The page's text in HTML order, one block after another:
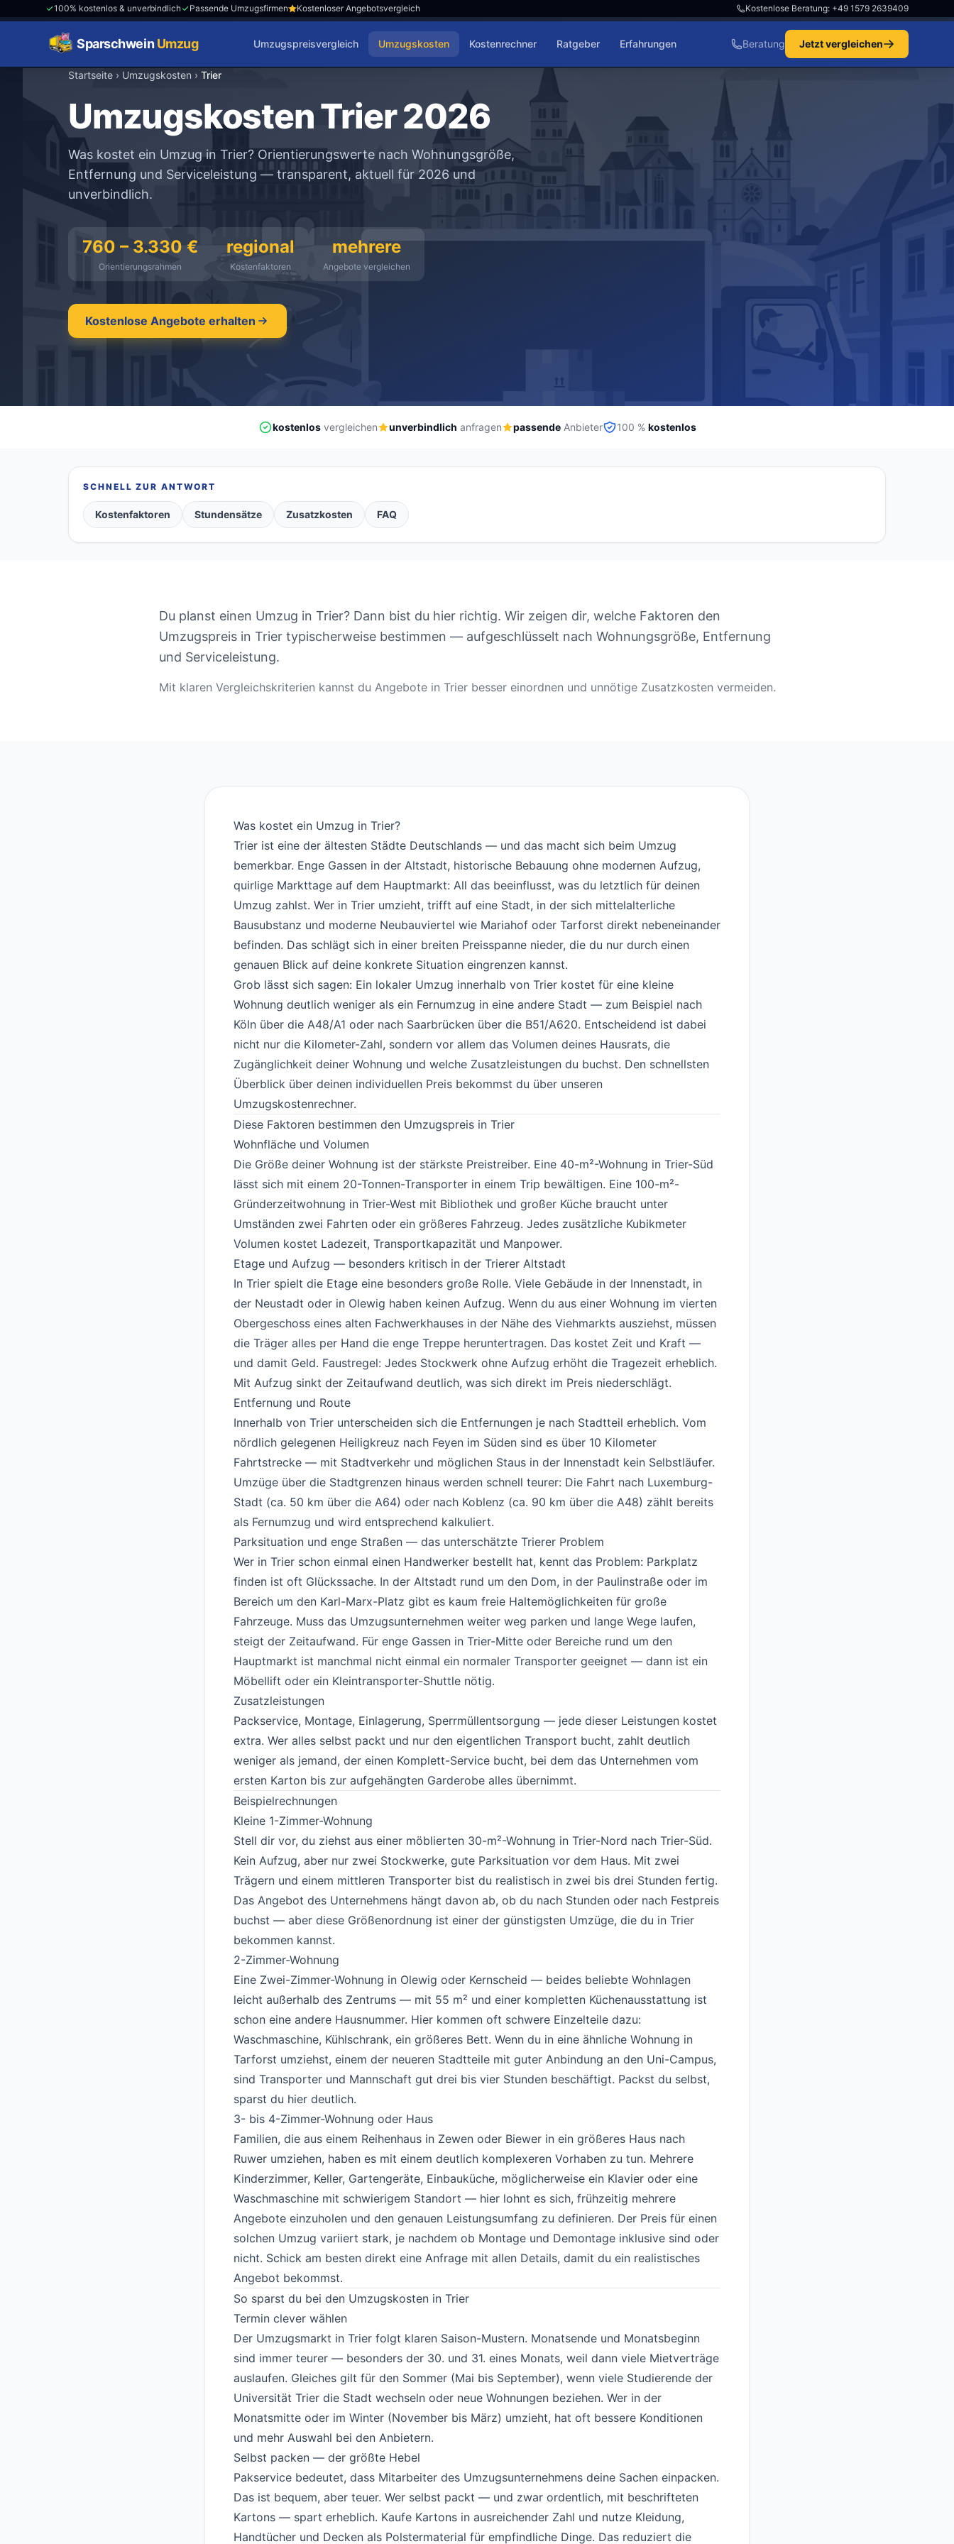
100% kostenlos & unverbindlich Passende Umzugsfirmen Kostenloser Angebotsvergleich Kostenlose Beratung: +49 1579 2639409
SparschweinUmzug Umzugspreisvergleich Umzugskosten Kostenrechner Ratgeber Erfahrungen Beratung Jetzt vergleichen
Startseite › Umzugskosten › Trier
Umzugskosten Trier 2026
Was kostet ein Umzug in Trier? Orientierungswerte nach Wohnungsgröße,
Entfernung und Serviceleistung — transparent, aktuell für 2026 und
unverbindlich.
760 – 3.330 €
Orientierungsrahmen
regional
Kostenfaktoren
mehrere
Angebote vergleichen
Kostenlose Angebote erhalten
kostenlosvergleichen unverbindlich anfragen passendeAnbieter 100 % kostenlos
SCHNELL ZUR ANTWORT
Kostenfaktoren Stundensätze Zusatzkosten FAQ
Du planst einen Umzug in Trier? Dann bist du hier richtig. Wir zeigen dir, welche Faktoren den
Umzugspreis in Trier typischerweise bestimmen — aufgeschlüsselt nach Wohnungsgröße, Entfernung
und Serviceleistung.
Mit klaren Vergleichskriterien kannst du Angebote in Trier besser einordnen und unnötige Zusatzkosten vermeiden.
Was kostet ein Umzug in Trier?
Trier ist eine der ältesten Städte Deutschlands — und das macht sich beim Umzug
bemerkbar. Enge Gassen in der Altstadt, historische Bebauung ohne modernen Aufzug,
quirlige Markttage auf dem Hauptmarkt: All das beeinflusst, was du letztlich für deinen
Umzug zahlst. Wer in Trier umzieht, trifft auf eine Stadt, in der sich mittelalterliche
Bausubstanz und moderne Neubauviertel wie Mariahof oder Tarforst direkt nebeneinander
befinden. Das schlägt sich in einer breiten Preisspanne nieder, die du nur durch einen
genauen Blick auf deine konkrete Situation eingrenzen kannst.
Grob lässt sich sagen: Ein lokaler Umzug innerhalb von Trier kostet für eine kleine
Wohnung deutlich weniger als ein Fernumzug in eine andere Stadt — zum Beispiel nach
Köln über die A48/A1 oder nach Saarbrücken über die B51/A620. Entscheidend ist dabei
nicht nur die Kilometer-Zahl, sondern vor allem das Volumen deines Hausrats, die
Zugänglichkeit deiner Wohnung und welche Zusatzleistungen du buchst. Den schnellsten
Überblick über deinen individuellen Preis bekommst du über unseren
Umzugskostenrechner.
Diese Faktoren bestimmen den Umzugspreis in Trier
Wohnfläche und Volumen
Die Größe deiner Wohnung ist der stärkste Preistreiber. Eine 40-m²-Wohnung in Trier-Süd
lässt sich mit einem 20-Tonnen-Transporter in einem Trip bewältigen. Eine 100-m²-
Gründerzeitwohnung in Trier-West mit Bibliothek und großer Küche braucht unter
Umständen zwei Fahrten oder ein größeres Fahrzeug. Jedes zusätzliche Kubikmeter
Volumen kostet Ladezeit, Transportkapazität und Manpower.
Etage und Aufzug — besonders kritisch in der Trierer Altstadt
In Trier spielt die Etage eine besonders große Rolle. Viele Gebäude in der Innenstadt, in
der Neustadt oder in Olewig haben keinen Aufzug. Wenn du aus einer Wohnung im vierten
Obergeschoss eines alten Fachwerkhauses in der Nähe des Viehmarkts ausziehst, müssen
die Träger alles per Hand die enge Treppe heruntertragen. Das kostet Zeit und Kraft —
und damit Geld. Faustregel: Jedes Stockwerk ohne Aufzug erhöht die Tragezeit erheblich.
Mit Aufzug sinkt der Zeitaufwand deutlich, was sich direkt im Preis niederschlägt.
Entfernung und Route
Innerhalb von Trier unterscheiden sich die Entfernungen je nach Stadtteil erheblich. Vom
nördlich gelegenen Heiligkreuz nach Feyen im Süden sind es über 10 Kilometer
Fahrtstrecke — mit Stadtverkehr und möglichen Staus in der Innenstadt kein Selbstläufer.
Umzüge über die Stadtgrenzen hinaus werden schnell teurer: Die Fahrt nach Luxemburg-
Stadt (ca. 50 km über die A64) oder nach Koblenz (ca. 90 km über die A48) zählt bereits
als Fernumzug und wird entsprechend kalkuliert.
Parksituation und enge Straßen — das unterschätzte Trierer Problem
Wer in Trier schon einmal einen Handwerker bestellt hat, kennt das Problem: Parkplatz
finden ist oft Glückssache. In der Altstadt rund um den Dom, in der Paulinstraße oder im
Bereich um den Karl-Marx-Platz gibt es kaum freie Haltemöglichkeiten für große
Fahrzeuge. Muss das Umzugsunternehmen weiter weg parken und lange Wege laufen,
steigt der Zeitaufwand. Für enge Gassen in Trier-Mitte oder Bereiche rund um den
Hauptmarkt ist manchmal nicht einmal ein normaler Transporter geeignet — dann ist ein
Möbellift oder ein Kleintransporter-Shuttle nötig.
Zusatzleistungen
Packservice, Montage, Einlagerung, Sperrmüllentsorgung — jede dieser Leistungen kostet
extra. Wer alles selbst packt und nur den eigentlichen Transport bucht, zahlt deutlich
weniger als jemand, der einen Komplett-Service bucht, bei dem das Unternehmen vom
ersten Karton bis zur aufgehängten Garderobe alles übernimmt.
Beispielrechnungen
Kleine 1-Zimmer-Wohnung
Stell dir vor, du ziehst aus einer möblierten 30-m²-Wohnung in Trier-Nord nach Trier-Süd.
Kein Aufzug, aber nur zwei Stockwerke, gute Parksituation vor dem Haus. Mit zwei
Trägern und einem mittleren Transporter bist du realistisch in zwei bis drei Stunden fertig.
Das Angebot des Unternehmens hängt davon ab, ob du nach Stunden oder nach Festpreis
buchst — aber diese Größenordnung ist einer der günstigsten Umzüge, die du in Trier
bekommen kannst.
2-Zimmer-Wohnung
Eine Zwei-Zimmer-Wohnung in Olewig oder Kernscheid — beides beliebte Wohnlagen
leicht außerhalb des Zentrums — mit 55 m² und einer kompletten Küchenausstattung ist
schon eine andere Hausnummer. Hier kommen oft schwere Einzelteile dazu:
Waschmaschine, Kühlschrank, ein größeres Bett. Wenn du in eine ähnliche Wohnung in
Tarforst umziehst, einem der neueren Stadtteile mit guter Anbindung an den Uni-Campus,
sind Transporter und Mannschaft gut drei bis vier Stunden beschäftigt. Packst du selbst,
sparst du hier deutlich.
3- bis 4-Zimmer-Wohnung oder Haus
Familien, die aus einem Reihenhaus in Zewen oder Biewer in ein größeres Haus nach
Ruwer umziehen, haben es mit einem deutlich komplexeren Vorhaben zu tun. Mehrere
Kinderzimmer, Keller, Gartengeräte, Einbauküche, möglicherweise ein Klavier oder eine
Waschmaschine mit schwierigem Standort — hier lohnt es sich, frühzeitig mehrere
Angebote einzuholen und den genauen Leistungsumfang zu definieren. Der Preis für einen
solchen Umzug variiert stark, je nachdem ob Montage und Demontage inklusive sind oder
nicht. Schick am besten direkt eine Anfrage mit allen Details, damit du ein realistisches
Angebot bekommst.
So sparst du bei den Umzugskosten in Trier
Termin clever wählen
Der Umzugsmarkt in Trier folgt klaren Saison-Mustern. Monatsende und Monatsbeginn
sind immer teurer — besonders der 30. und 31. eines Monats, weil dann viele Mietverträge
auslaufen. Gleiches gilt für den Sommer (Mai bis September), wenn viele Studierende der
Universität Trier die Stadt wechseln oder neue Wohnungen beziehen. Wer in der
Monatsmitte oder im Winter (November bis März) umzieht, hat oft bessere Konditionen
und mehr Auswahl bei den Anbietern.
Selbst packen — der größte Hebel
Pakservice bedeutet, dass Mitarbeiter des Umzugsunternehmens deine Sachen einpacken.
Das ist bequem, aber teuer. Wer selbst packt — und zwar ordentlich, mit beschrifteten
Kartons — spart erheblich. Kaufe Kartons in ausreichender Zahl und nutze Kleidung,
Handtücher und Decken als Polstermaterial für empfindliche Dinge. Das reduziert die